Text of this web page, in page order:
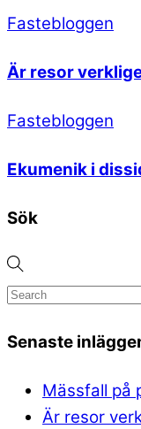
Fastebloggen
Är resor
Fastebloggen
Ekumenik i
Sök
Senaste
Mässfall på
Är resor